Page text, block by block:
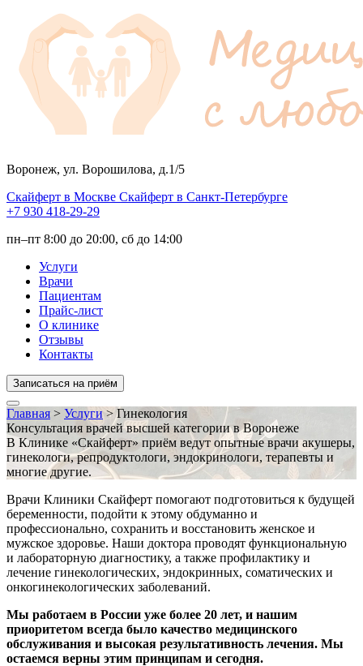
Воронеж, ул. Ворошилова, д.1/5
Скайферт в Москве Скайферт в Санкт-Петербурге
+7 930 418-29-29
пн–пт 8:00 до 20:00, сб до 14:00
Услуги
Врачи
Пациентам
Прайс-лист
О клинике
Отзывы
Контакты
Записаться на приём
Главная > Услуги>Гинекология
Консультация врачей высшей категории в Воронеже
В Клинике «Скайферт» приём ведут опытные врачи акушеры,
гинекологи, репродуктологи, эндокринологи, терапевты и
многие другие.
Врачи Клиники Скайферт помогают подготовиться к будущей
беременности, подойти к этому обдуманно и
профессионально, сохранить и восстановить женское и
мужское здоровье. Наши доктора проводят функциональную
и лабораторную диагностику, а также профилактику и
лечение гинекологических, эндокринных, соматических и
онкогинекологических заболеваний.
Мы работаем в России уже более 20 лет, и нашим
приоритетом всегда было качество медицинского
обслуживания и высокая результативность лечения. Мы
остаемся верны этим принципам и сегодня.